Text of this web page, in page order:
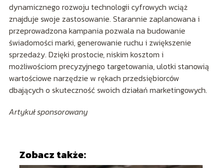
dynamicznego rozwoju technologii cyfrowych wciąż
znajduje swoje zastosowanie. Starannie zaplanowana i
przeprowadzona kampania pozwala na budowanie
świadomości marki, generowanie ruchu i zwiększenie
sprzedaży. Dzięki prostocie, niskim kosztom i
możliwościom precyzyjnego targetowania, ulotki stanowią
wartościowe narzędzie w rękach przedsiębiorców
dbających o skuteczność swoich działań marketingowych.
Artykuł sponsorowany
Zobacz także: